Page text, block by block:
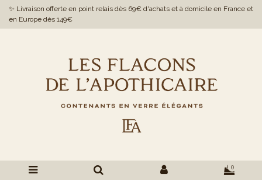
✨ Livraison offerte en point relais dès 69€ d'achats et à domicile en France et
en Europe dès 149€
0